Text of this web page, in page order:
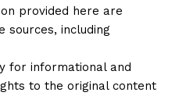
provided here are
sources, including
for informational and
to the original content